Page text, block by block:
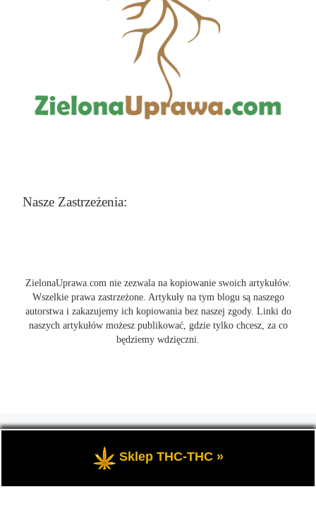
Nasze Zastrzeżenia:
ZielonaUprawa.com nie zezwala na kopiowanie swoich artykułów.
Wszelkie prawa zastrzeżone. Artykuły na tym blogu są naszego
autorstwa i zakazujemy ich kopiowania bez naszej zgody. Linki do
naszych artykułów możesz publikować, gdzie tylko chcesz, za co
będziemy wdzięczni.
wszystko o uprawie i hodowli marihunay, roślin konopi indoor
oraz outdoor.
Sklep THC-THC »